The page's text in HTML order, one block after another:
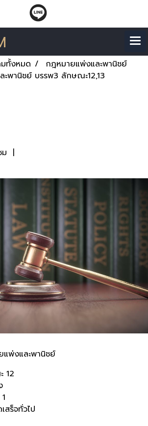
ทั้งหมด
กฎหมายแพ่งและพานิชย์
พานิชย์ บรรพ3 ลักษณะ12,13
|
ละพานิชย์
ทั่วไป